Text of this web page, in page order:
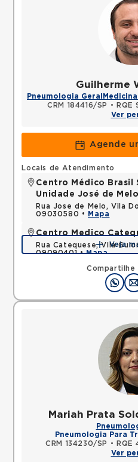
Guilherme
Pneumologia Geral
CRM 184416/SP
•
RQE
Ver
Agende
Compartilhe
Locais de Atendimento
Centro Médico Brasil
Unidade José de Melo
Rua Jose de Melo, Vila
09030580 •
Mapa
Centro Medico
Rua Catequese, Vila
09090401 •Mapa
Veja
Mariah Prata
Pneumologia Para
CRM 134230/SP
•
RQE
Ver